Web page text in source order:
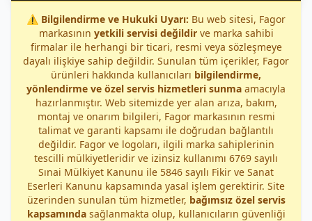
⚠️ Bilgilendirme ve Hukuki Uyarı: Bu web sitesi, Fagor
markasının yetkili servisi değildirve marka sahibi
firmalar ile herhangi bir ticari, resmi veya sözleşmeye
dayalı ilişkiye sahip değildir. Sunulan tüm içerikler, Fagor
ürünleri hakkında kullanıcıları bilgilendirme,
yönlendirme ve özel servis hizmetleri sunma amacıyla
hazırlanmıştır. Web sitemizde yer alan arıza, bakım,
montaj ve onarım bilgileri, Fagor markasının resmi
talimat ve garanti kapsamı ile doğrudan bağlantılı
değildir. Fagor ve logoları, ilgili marka sahiplerinin
tescilli mülkiyetleridir ve izinsiz kullanımı 6769 sayılı
Sınai Mülkiyet Kanunu ile 5846 sayılı Fikir ve Sanat
Eserleri Kanunu kapsamında yasal işlem gerektirir. Site
üzerinden sunulan tüm hizmetler, bağımsız özel servis
kapsamındasağlanmakta olup, kullanıcıların güvenliği